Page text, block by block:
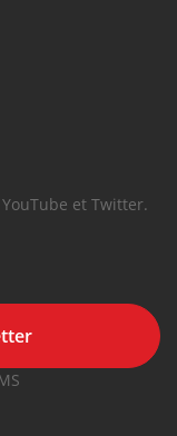
et Twitter.